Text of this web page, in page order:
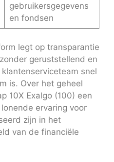
gebruikersgegevens
en fondsen
legt op transparantie
geruststellend en
snel
is. Over het geheel
10X Exalgo (100) een
ervaring voor
zijn in het
van de financiële